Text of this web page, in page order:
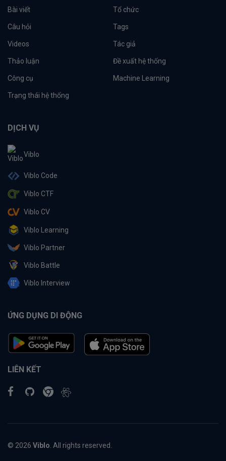
Bài viết Tổ chức
Câu hỏi Tags
Videos Tác giả
Thảo luận Đề xuất hệ thống
Công cụ Machine Learning
Trạng thái hệ thống
DỊCH VỤ
Viblo
Viblo Code
Viblo CTF
Viblo CV
Viblo Learning
Viblo Partner
Viblo Battle
Viblo Interview
ỨNG DỤNG DI ĐỘNG
LIÊN KẾT
© 2026 Viblo . All rights reserved.